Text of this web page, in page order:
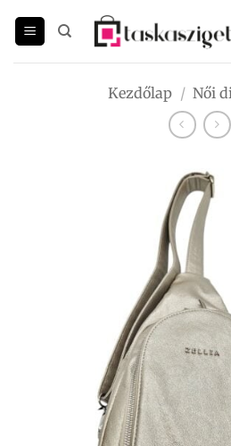
Kezdőlap / Női